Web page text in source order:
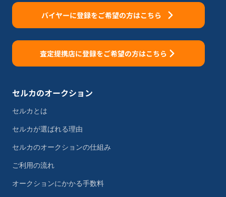
バイヤーに登録をご希望の方はこちら
査定提携店に登録をご希望の方はこちら
セルカのオークション
セルカとは
セルカが選ばれる理由
セルカのオークションの仕組み
ご利用の流れ
オークションにかかる手数料